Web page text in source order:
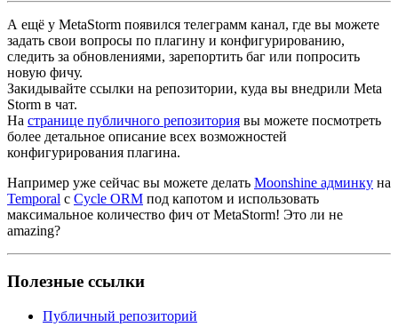
А ещё у MetaStorm появился телеграмм канал, где вы можете
задать свои вопросы по плагину и конфигурированию,
следить за обновлениями, зарепортить баг или попросить
новую фичу.
Закидывайте ссылки на репозитории, куда вы внедрили Meta
Storm в чат.
На странице публичного репозитория вы можете посмотреть
более детальное описание всех возможностей
конфигурирования плагина.
Например уже сейчас вы можете делать Moonshine админку на
Temporal с Cycle ORM под капотом и использовать
максимальное количество фич от MetaStorm! Это ли не
amazing?
Полезные ссылки
Публичный репозиторий